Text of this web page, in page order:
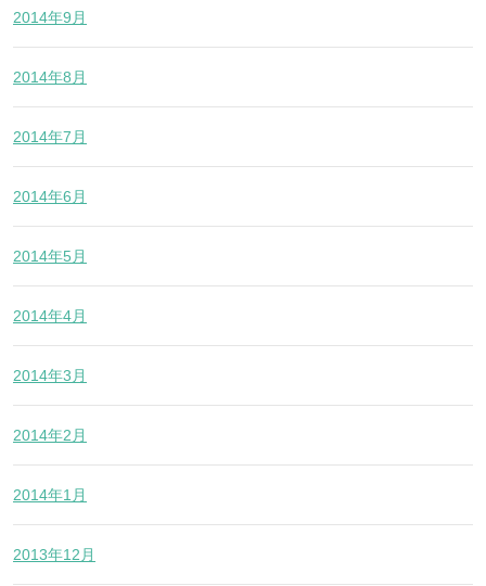
2014年9月
2014年8月
2014年7月
2014年6月
2014年5月
2014年4月
2014年3月
2014年2月
2014年1月
2013年12月